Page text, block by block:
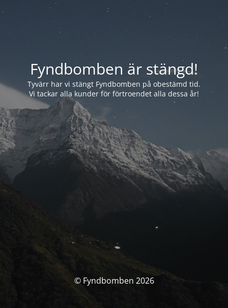
Fyndbomben är stängd!
Tyvärr har vi stängt Fyndbomben på obestämd tid.
Vi tackar alla kunder för förtroendet alla dessa år!
© Fyndbomben 2026